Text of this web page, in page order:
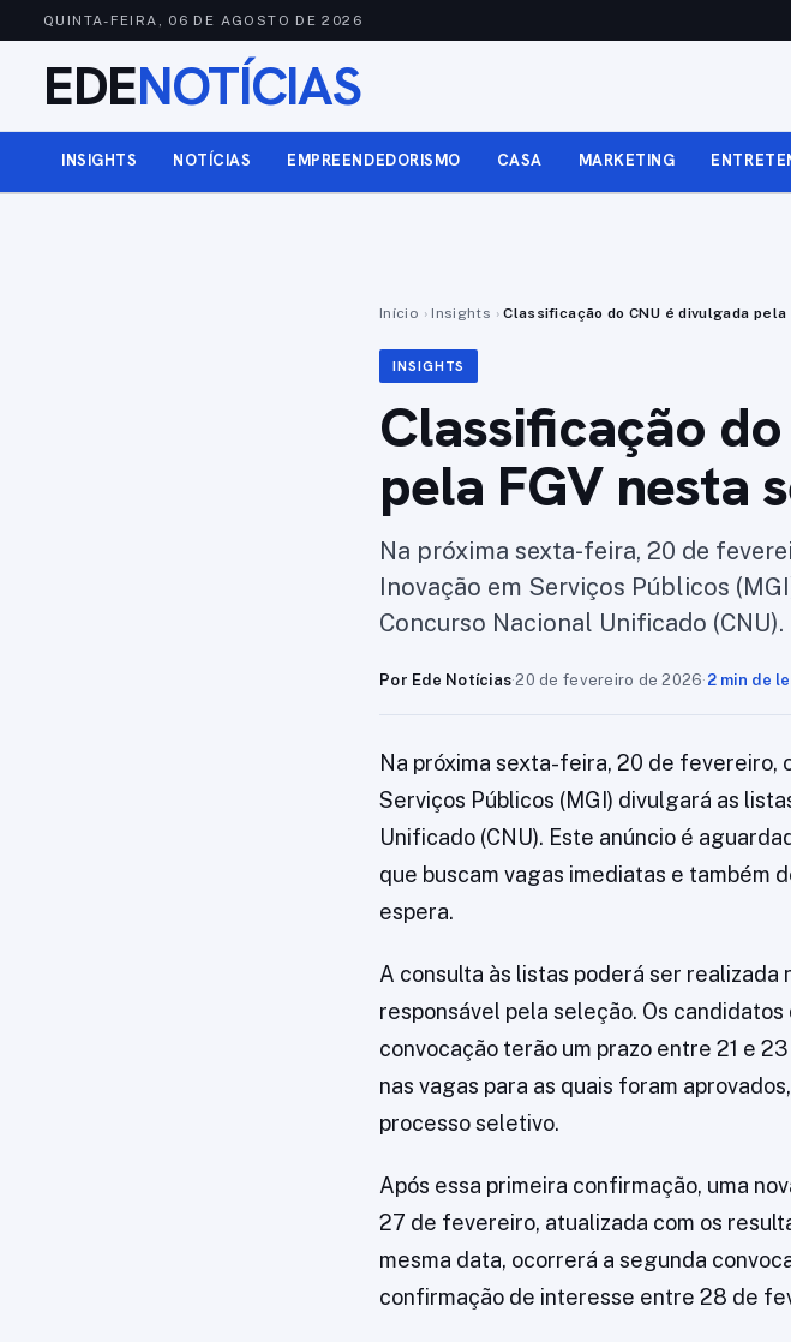
QUINTA-FEIRA, 06 DE AGOSTO DE 2026
EDENOTÍCIAS
INSIGHTS NOTÍCIAS EMPREENDEDORISMO CASA MARKETING
Início › Insights › Classificação do CNU é divulgada
INSIGHTS
Classificação
pela FGV nesta
Na próxima sexta-feira, 20 de
Inovação em Serviços Públicos
Concurso Nacional Unificado
Por Ede Notícias·20 de fevereiro de 2026· 2 min de
Na próxima sexta-feira, 20 de fevereiro,
Serviços Públicos (MGI) divulgará as
Unificado (CNU). Este anúncio é
que buscam vagas imediatas e também
espera.
A consulta às listas poderá ser realizada
responsável pela seleção. Os
convocação terão um prazo entre 21 e
nas vagas para as quais foram
processo seletivo.
Após essa primeira confirmação, uma
27 de fevereiro, atualizada com os
mesma data, ocorrerá a segunda
confirmação de interesse entre 28 de